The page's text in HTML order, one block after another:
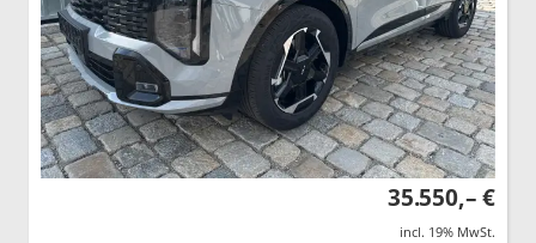
35.550,– €
incl. 19% MwSt.